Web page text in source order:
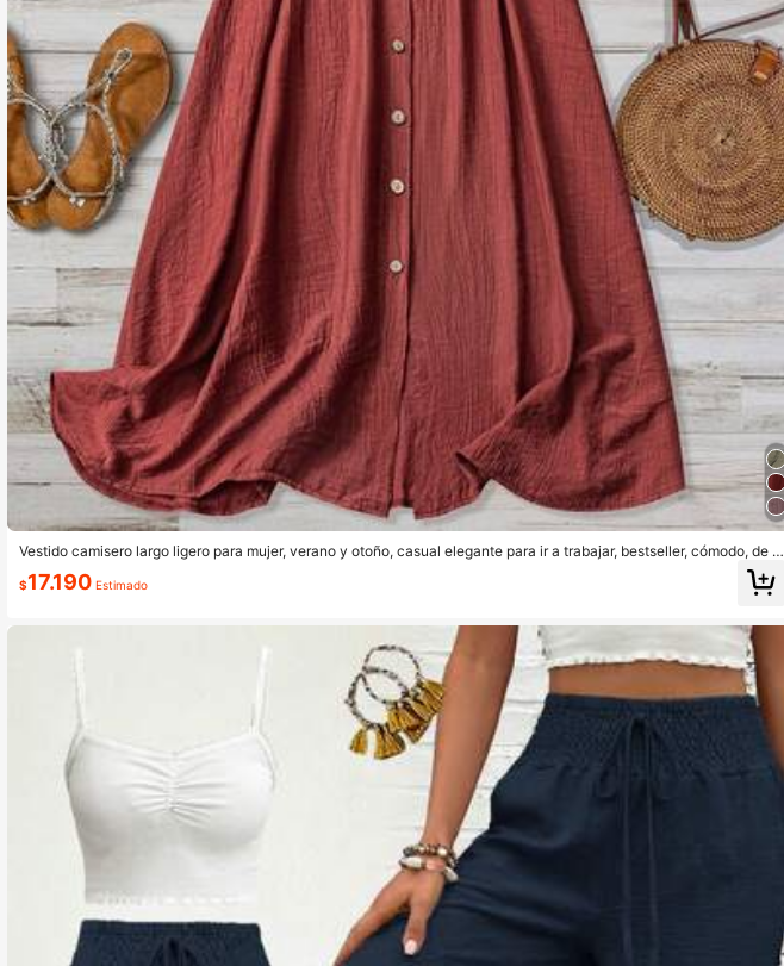
Vestido camisero largo ligero para mujer, verano y otoño, casual elegante para ir a trabajar, bestseller, cómodo, de ra
$17.190 Estimado